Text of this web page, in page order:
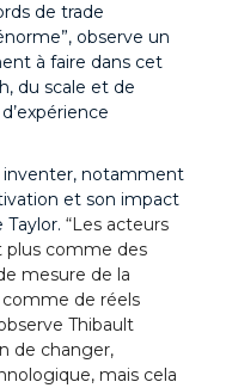
de trade
observe un
à faire dans cet
du scale et de
inventer, notamment
et son impact
“Les acteurs
plus comme des
mesure de la
de réels
Thibault
de changer,
mais cela